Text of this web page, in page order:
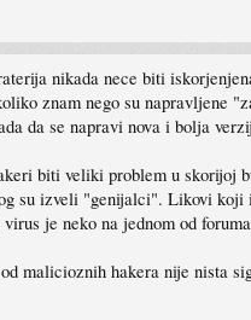
nikada nece biti
znam nego su napravljene
da se napravi nova i bolja
biti veliki problem u skorijoj
su izveli "genijalci". Likovi koji
je neko na jednom od
malicioznih hakera nije nista